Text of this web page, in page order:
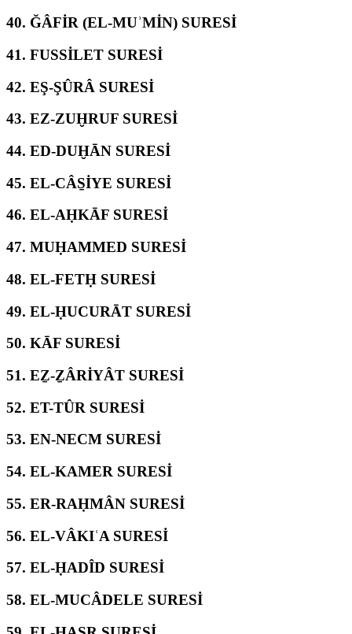
40. ĞÂFİR (EL-MUʾMİN) SURESİ
41. FUSSİLET SURESİ
42. EŞ-ŞÛRÂ SURESİ
43. EZ-ZUḪRUF SURESİ
44. ED-DUḪĀN SURESİ
45. EL-CÂS̱İYE SURESİ
46. EL-AḤKĀF SURESİ
47. MUḤAMMED SURESİ
48. EL-FETḤ SURESİ
49. EL-ḤUCURĀT SURESİ
50. KĀF SURESİ
51. EẔ-ẔÂRİYÂT SURESİ
52. ET-TÛR SURESİ
53. EN-NECM SURESİ
54. EL-KAMER SURESİ
55. ER-RAḤMÂN SURESİ
56. EL-VÂKIʿA SURESİ
57. EL-ḤADÎD SURESİ
58. EL-MUCÂDELE SURESİ